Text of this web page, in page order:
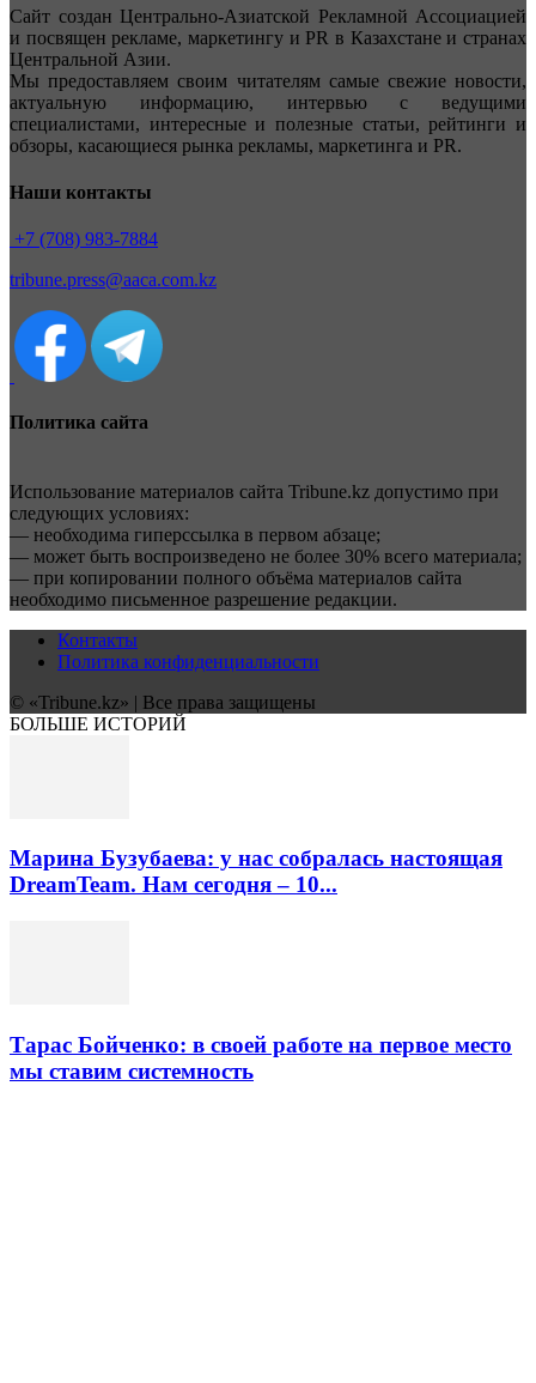
Сайт создан Центрально-Азиатской Рекламной Ассоциацией
и посвящен рекламе, маркетингу и PR в Казахстане и странах
Центральной Азии.
Мы предоставляем своим читателям самые свежие новости,
актуальную информацию, интервью с ведущими
специалистами, интересные и полезные статьи, рейтинги и
обзоры, касающиеся рынка рекламы, маркетинга и PR.
Наши контакты
+7 (708) 983-7884
tribune.press@aaca.com.kz
Политика сайта
Использование материалов сайта Tribune.kz допустимо при
следующих условиях:
— необходима гиперссылка в первом абзаце;
— может быть воспроизведено не более 30% всего материала;
— при копировании полного объёма материалов сайта
необходимо письменное разрешение редакции.
Контакты
Политика конфиденциальности
© «Tribune.kz» | Все права защищены
БОЛЬШЕ ИСТОРИЙ
Марина Бузубаева: у нас собралась настоящая
DreamTeam. Нам сегодня – 10...
Тарас Бойченко: в своей работе на первое место
мы ставим системность